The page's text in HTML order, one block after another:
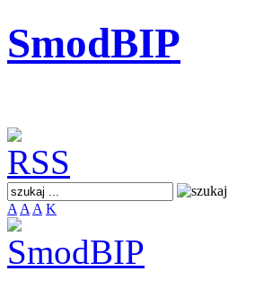
SmodBIP
A A A K